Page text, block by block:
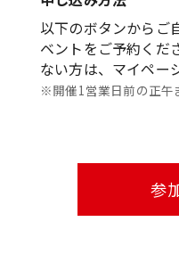
以下のボタンからご
ベントをご予約くだ
ない方は、マイペー
※開催1営業日前の正午
参